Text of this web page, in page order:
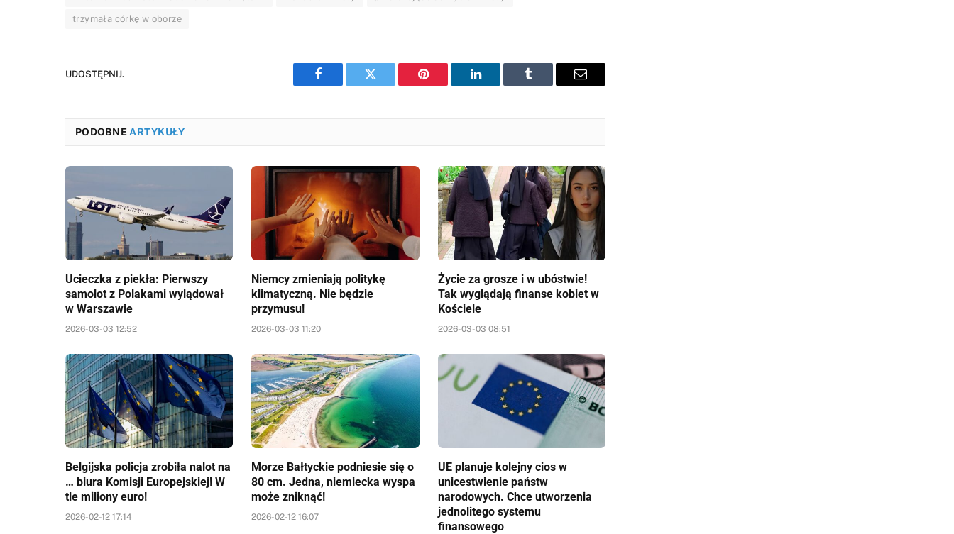
trzymała córkę w oborze
UDOSTĘPNIJ.
Facebook Twitter Pinterest LinkedIn Tumblr Email
PODOBNE ARTYKUŁY
Ucieczka z piekła: Pierwszy
samolot z Polakami wylądował
w Warszawie
2026-03-03 12:52
Niemcy zmieniają politykę
klimatyczną. Nie będzie
przymusu!
2026-03-03 11:20
Życie za grosze i w ubóstwie!
Tak wyglądają finanse kobiet w
Kościele
2026-03-03 08:51
Belgijska policja zrobiła nalot na
… biura Komisji Europejskiej! W
tle miliony euro!
2026-02-12 17:14
Morze Bałtyckie podniesie się o
80 cm. Jedna, niemiecka wyspa
może zniknąć!
2026-02-12 16:07
UE planuje kolejny cios w
unicestwienie państw
narodowych. Chce utworzenia
jednolitego systemu
finansowego